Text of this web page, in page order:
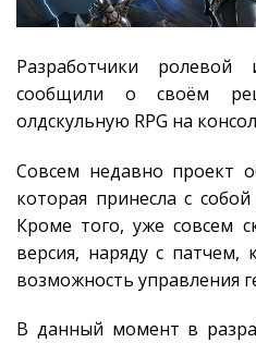
Разработчики
сообщили о своём
олдскульную RPG на
Совсем недавно проект
которая принесла с
Кроме того, уже совсем
версия, наряду с
возможность управления
В данный момент в